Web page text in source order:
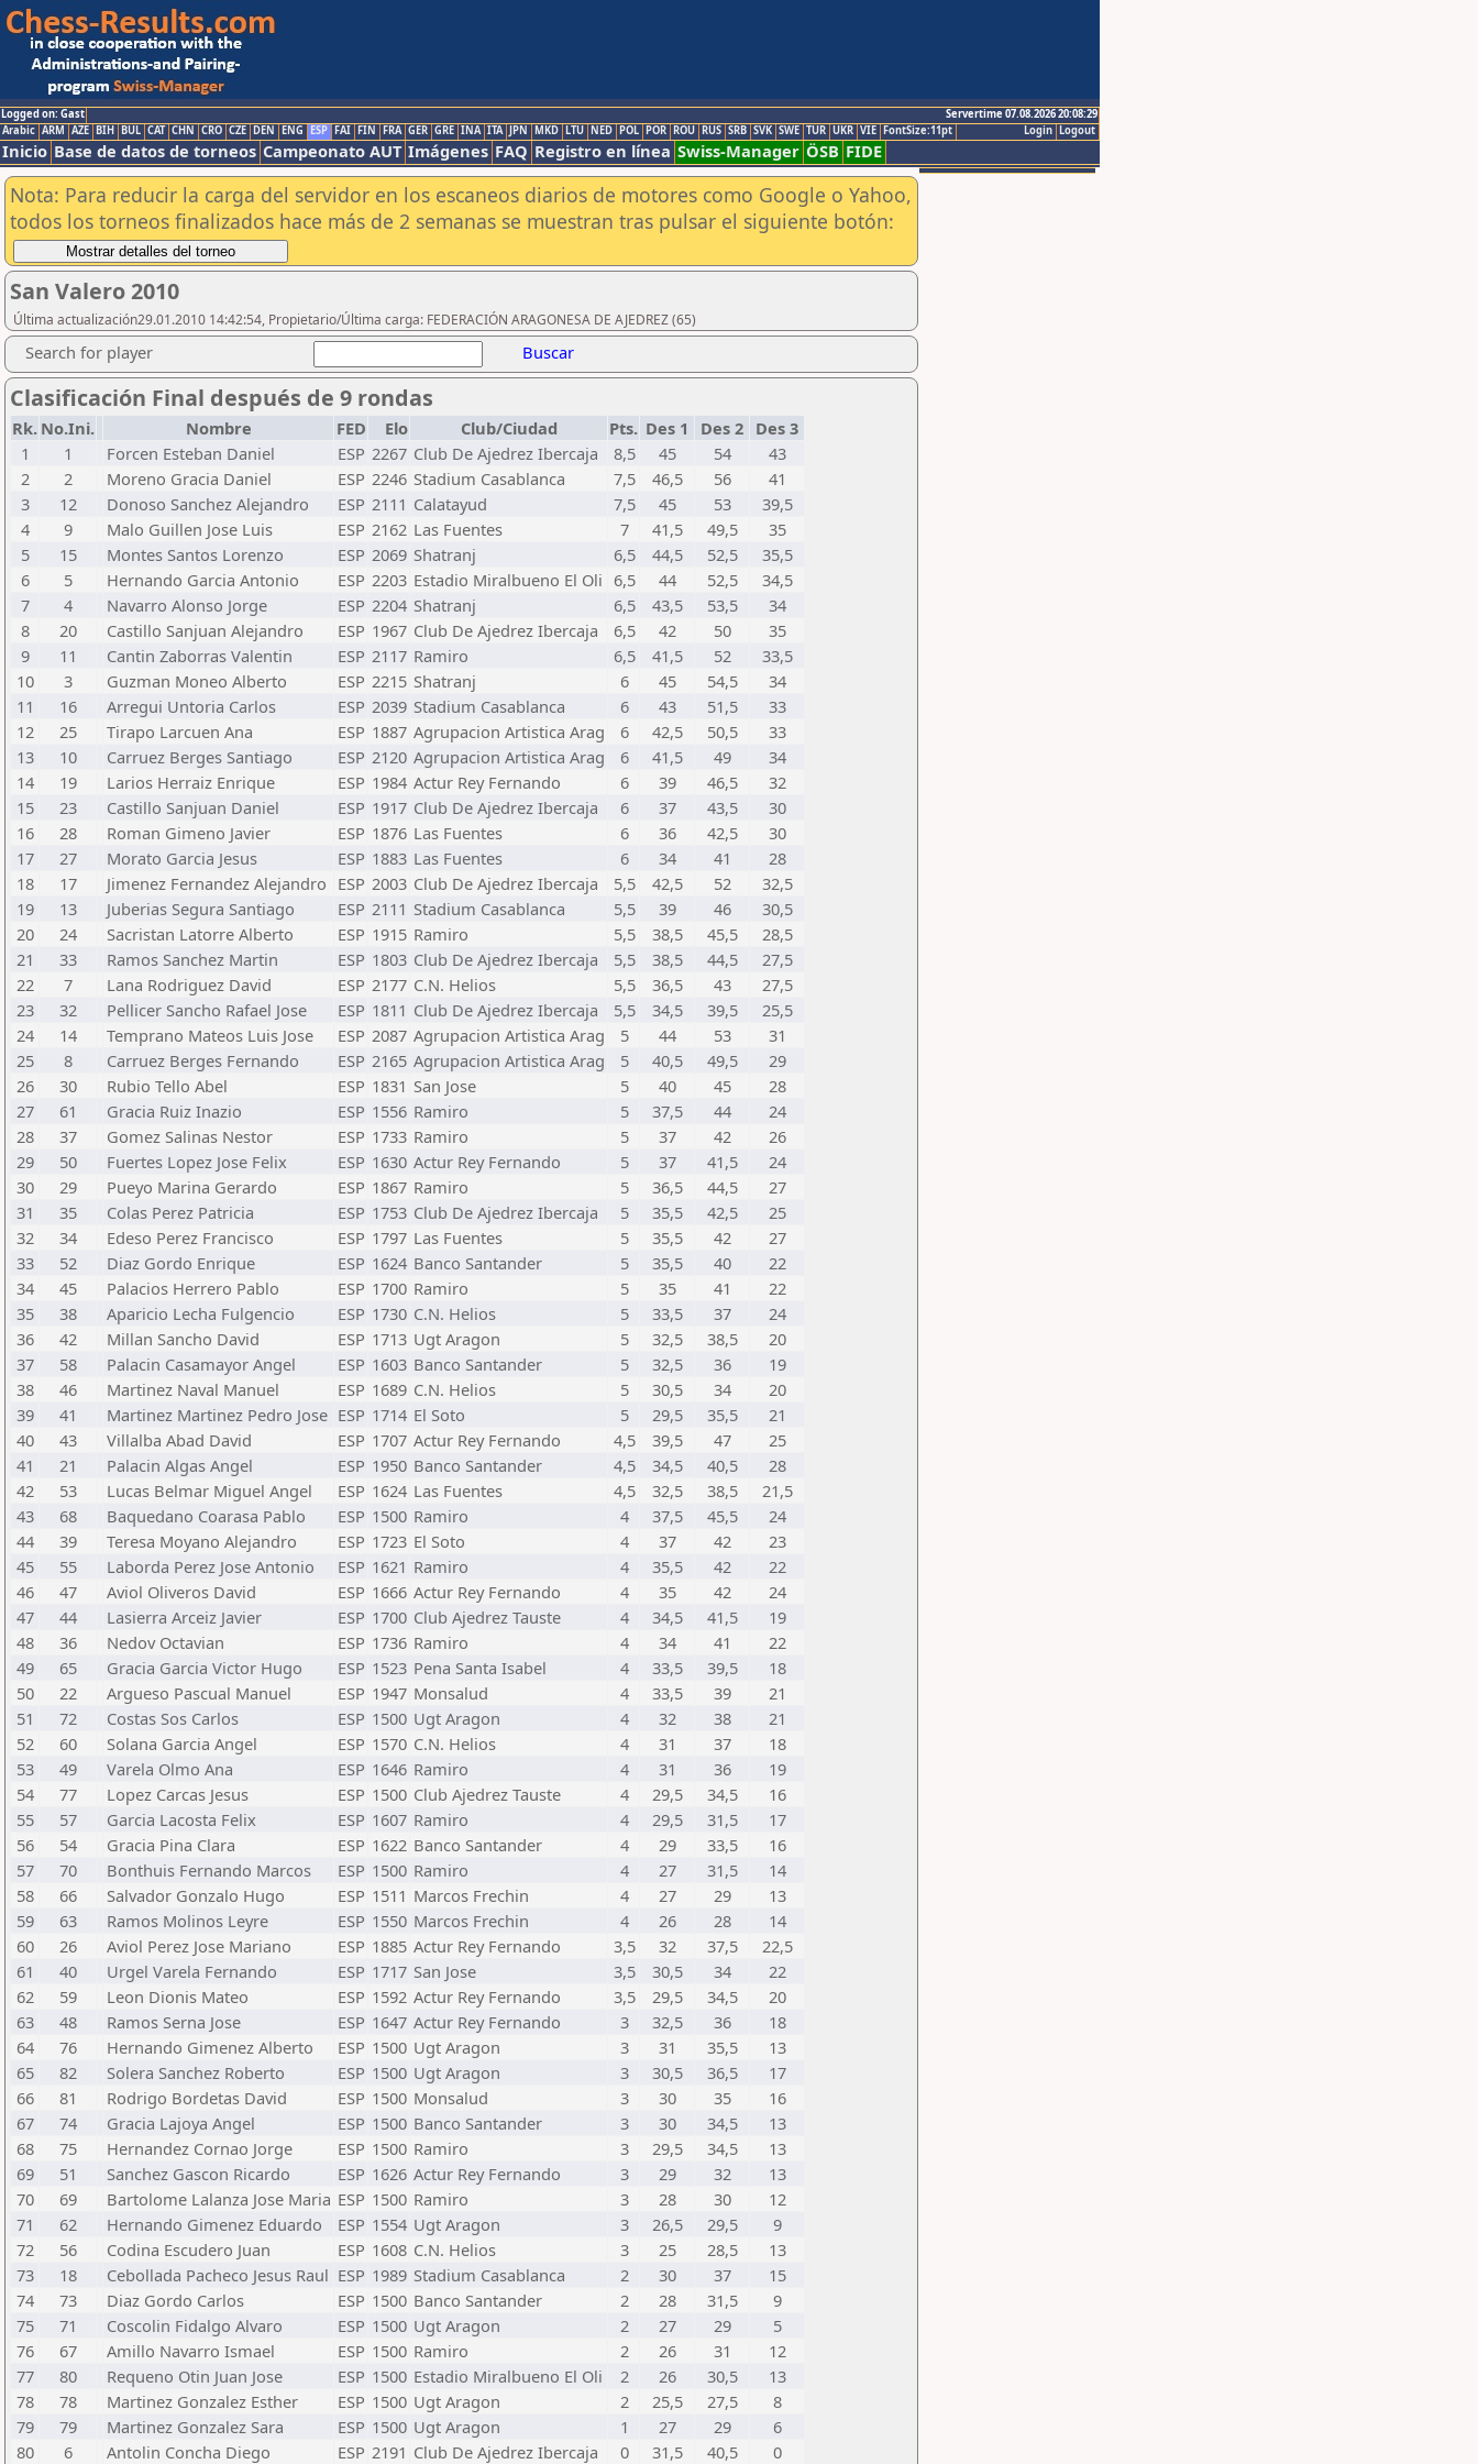
Logged on: Gast
Servertime 07.08.2026 20:08:29
Logout
Login
Arabic ARM AZE BIH BUL CAT CHN CRO CZE DEN ENG ESP FAI FIN FRA GER GRE INA ITA JPN MKD LTU NED POL POR ROU RUS SRB SVK SWE TUR UKR VIE FontSize:11pt
Inicio Base de datos de torneos Campeonato AUT Imágenes FAQ Registro en línea Swiss-Manager ÖSB FIDE
Nota: Para reducir la carga del servidor en los escaneos diarios de motores como Google o Yahoo,
todos los torneos finalizados hace más de 2 semanas se muestran tras pulsar el siguiente botón:
San Valero 2010
Última actualización29.01.2010 14:42:54, Propietario/Última carga: FEDERACIÓN ARAGONESA DE AJEDREZ (65)
Search for player Buscar
Clasificación Final después de 9 rondas
Rk. No.Ini. Nombre FED Elo Club/Ciudad Pts. Des 1 Des 2 Des 3
1
1 Forcen Esteban Daniel ESP 2267 Club De Ajedrez Ibercaja 8,5 45 54
43
2
2 Moreno Gracia Daniel ESP 2246 Stadium Casablanca 7,5 46,5 56
41
3
12 Donoso Sanchez Alejandro ESP 2111 Calatayud 7,5 45 53
39,5
4
9 Malo Guillen Jose Luis ESP 2162 Las Fuentes 7 41,5 49,5
35
5
15 Montes Santos Lorenzo ESP 2069 Shatranj 6,5 44,5 52,5
35,5
6
5 Hernando Garcia Antonio ESP 2203 Estadio Miralbueno El Oli 6,5 44 52,5
34,5
7
4 Navarro Alonso Jorge ESP 2204 Shatranj 6,5 43,5 53,5
34
8
20 Castillo Sanjuan Alejandro ESP 1967 Club De Ajedrez Ibercaja 6,5 42 50
35
9
11 Cantin Zaborras Valentin ESP 2117 Ramiro 6,5 41,5 52
33,5
10
3 Guzman Moneo Alberto ESP 2215 Shatranj 6 45 54,5
34
11
16 Arregui Untoria Carlos ESP 2039 Stadium Casablanca 6 43 51,5
33
12
25 Tirapo Larcuen Ana ESP 1887 Agrupacion Artistica Arag 6 42,5 50,5
33
13
10 Carruez Berges Santiago ESP 2120 Agrupacion Artistica Arag 6 41,5 49
34
14
19 Larios Herraiz Enrique ESP 1984 Actur Rey Fernando 6 39 46,5
32
15
23 Castillo Sanjuan Daniel ESP 1917 Club De Ajedrez Ibercaja 6 37 43,5
30
16
28 Roman Gimeno Javier ESP 1876 Las Fuentes 6 36 42,5
30
17
27 Morato Garcia Jesus ESP 1883 Las Fuentes 6 34 41
28
18
17 Jimenez Fernandez Alejandro ESP 2003 Club De Ajedrez Ibercaja 5,5 42,5 52
32,5
19
13 Juberias Segura Santiago ESP 2111 Stadium Casablanca 5,5 39 46
30,5
20
24 Sacristan Latorre Alberto ESP 1915 Ramiro 5,5 38,5 45,5
28,5
21
33 Ramos Sanchez Martin ESP 1803 Club De Ajedrez Ibercaja 5,5 38,5 44,5
27,5
22
7 Lana Rodriguez David ESP 2177 C.N. Helios 5,5 36,5 43
27,5
23
32 Pellicer Sancho Rafael Jose ESP 1811 Club De Ajedrez Ibercaja 5,5 34,5 39,5
25,5
24
14 Temprano Mateos Luis Jose ESP 2087 Agrupacion Artistica Arag 5 44 53
31
25
8 Carruez Berges Fernando ESP 2165 Agrupacion Artistica Arag 5 40,5 49,5
29
26
30 Rubio Tello Abel ESP 1831 San Jose 5 40 45
28
27
61 Gracia Ruiz Inazio ESP 1556 Ramiro 5 37,5 44
24
28
37 Gomez Salinas Nestor ESP 1733 Ramiro 5 37 42
26
29
50 Fuertes Lopez Jose Felix ESP 1630 Actur Rey Fernando 5 37 41,5
24
30
29 Pueyo Marina Gerardo ESP 1867 Ramiro 5 36,5 44,5
27
31
35 Colas Perez Patricia ESP 1753 Club De Ajedrez Ibercaja 5 35,5 42,5
25
32
34 Edeso Perez Francisco ESP 1797 Las Fuentes 5 35,5 42
27
33
52 Diaz Gordo Enrique ESP 1624 Banco Santander 5 35,5 40
22
34
45 Palacios Herrero Pablo ESP 1700 Ramiro 5 35 41
22
35
38 Aparicio Lecha Fulgencio ESP 1730 C.N. Helios 5 33,5 37
24
36
42 Millan Sancho David ESP 1713 Ugt Aragon 5 32,5 38,5
20
37
58 Palacin Casamayor Angel ESP 1603 Banco Santander 5 32,5 36
19
38
46 Martinez Naval Manuel ESP 1689 C.N. Helios 5 30,5 34
20
39
41 Martinez Martinez Pedro Jose ESP 1714 El Soto 5 29,5 35,5
21
40
43 Villalba Abad David ESP 1707 Actur Rey Fernando 4,5 39,5 47
25
41
21 Palacin Algas Angel ESP 1950 Banco Santander 4,5 34,5 40,5
28
42
53 Lucas Belmar Miguel Angel ESP 1624 Las Fuentes 4,5 32,5 38,5
21,5
43
68 Baquedano Coarasa Pablo ESP 1500 Ramiro 4 37,5 45,5
24
44
39 Teresa Moyano Alejandro ESP 1723 El Soto 4 37 42
23
45
55 Laborda Perez Jose Antonio ESP 1621 Ramiro 4 35,5 42
22
46
47 Aviol Oliveros David ESP 1666 Actur Rey Fernando 4 35 42
24
47
44 Lasierra Arceiz Javier ESP 1700 Club Ajedrez Tauste 4 34,5 41,5
19
48
36 Nedov Octavian ESP 1736 Ramiro 4 34 41
22
49
65 Gracia Garcia Victor Hugo ESP 1523 Pena Santa Isabel 4 33,5 39,5
18
50
22 Argueso Pascual Manuel ESP 1947 Monsalud 4 33,5 39
21
51
72 Costas Sos Carlos ESP 1500 Ugt Aragon 4 32 38
21
52
60 Solana Garcia Angel ESP 1570 C.N. Helios 4 31 37
18
53
49 Varela Olmo Ana ESP 1646 Ramiro 4 31 36
19
54
77 Lopez Carcas Jesus ESP 1500 Club Ajedrez Tauste 4 29,5 34,5
16
55
57 Garcia Lacosta Felix ESP 1607 Ramiro 4 29,5 31,5
17
56
54 Gracia Pina Clara ESP 1622 Banco Santander 4 29 33,5
16
57
70 Bonthuis Fernando Marcos ESP 1500 Ramiro 4 27 31,5
14
58
66 Salvador Gonzalo Hugo ESP 1511 Marcos Frechin 4 27 29
13
59
63 Ramos Molinos Leyre ESP 1550 Marcos Frechin 4 26 28
14
60
26 Aviol Perez Jose Mariano ESP 1885 Actur Rey Fernando 3,5 32 37,5
22,5
61
40 Urgel Varela Fernando ESP 1717 San Jose 3,5 30,5 34
22
62
59 Leon Dionis Mateo ESP 1592 Actur Rey Fernando 3,5 29,5 34,5
20
63
48 Ramos Serna Jose ESP 1647 Actur Rey Fernando 3 32,5 36
18
64
76 Hernando Gimenez Alberto ESP 1500 Ugt Aragon 3 31 35,5
13
65
82 Solera Sanchez Roberto ESP 1500 Ugt Aragon 3 30,5 36,5
17
66
81 Rodrigo Bordetas David ESP 1500 Monsalud 3 30 35
16
67
74 Gracia Lajoya Angel ESP 1500 Banco Santander 3 30 34,5
13
68
75 Hernandez Cornao Jorge ESP 1500 Ramiro 3 29,5 34,5
13
69
51 Sanchez Gascon Ricardo ESP 1626 Actur Rey Fernando 3 29 32
13
70
69 Bartolome Lalanza Jose Maria ESP 1500 Ramiro 3 28 30
12
71
62 Hernando Gimenez Eduardo ESP 1554 Ugt Aragon 3 26,5 29,5
9
72
56 Codina Escudero Juan ESP 1608 C.N. Helios 3 25 28,5
13
73
18 Cebollada Pacheco Jesus Raul ESP 1989 Stadium Casablanca 2 30 37
15
74
73 Diaz Gordo Carlos ESP 1500 Banco Santander 2 28 31,5
9
75
71 Coscolin Fidalgo Alvaro ESP 1500 Ugt Aragon 2 27 29
5
76
67 Amillo Navarro Ismael ESP 1500 Ramiro 2 26 31
12
77
80 Requeno Otin Juan Jose ESP 1500 Estadio Miralbueno El Oli 2 26 30,5
13
78
78 Martinez Gonzalez Esther ESP 1500 Ugt Aragon 2 25,5 27,5
8
79
79 Martinez Gonzalez Sara ESP 1500 Ugt Aragon 1 27 29
6
80
6 Antolin Concha Diego ESP 2191 Club De Ajedrez Ibercaja 0 31,5 40,5 0